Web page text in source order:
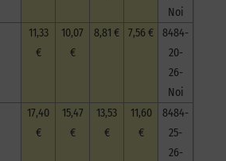
Noi
11,33
€
10,07
€
8,81 € 7,56 €
8484-
20-
26-
Noi
17,40
€
15,47
€
13,53
€
11,60
€
8484-
25-
26-